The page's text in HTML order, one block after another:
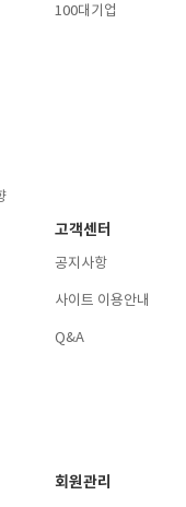
100대기업
고객센터
공지사항
사이트 이용안내
Q&A
회원관리